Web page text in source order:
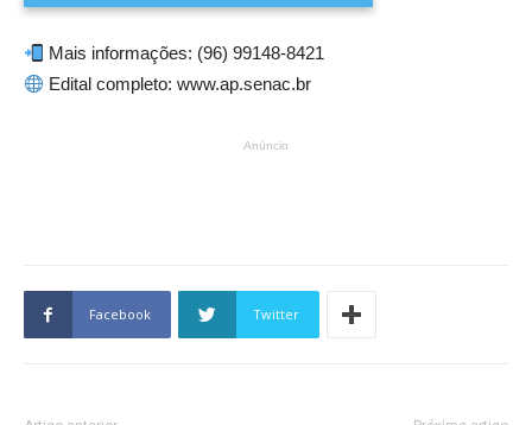
Mais informações: (96) 99148-8421
Edital completo: www.ap.senac.br
Anúncio
Facebook Twitter